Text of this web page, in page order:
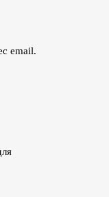
email.